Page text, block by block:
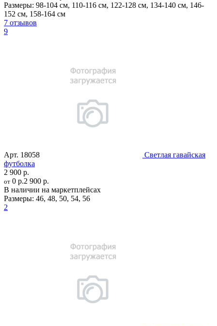
Размеры: 98-104 см, 110-116 см, 122-128 см, 134-140 см, 146-
152 см, 158-164 см
7 отзывов
9
Арт. 18058
Светлая гавайская
футболка
2 900 р.
от 0 р.2 900 р.
В наличии на маркетплейсах
Размеры: 46, 48, 50, 54, 56
2